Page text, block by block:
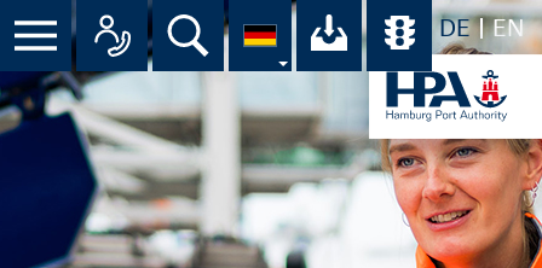
DE EN
Menü Alle Ansprechpartner im
Suche Ihr Download-